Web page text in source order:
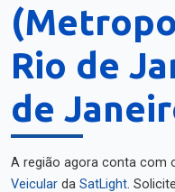
Rio de
de
A região agora conta com
Veicular da SatLight.